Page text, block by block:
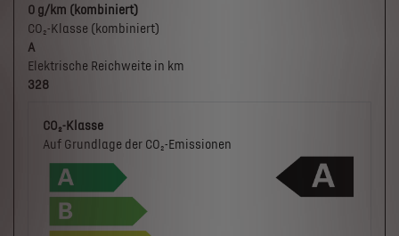
0 g/km (kombiniert)
CO₂-Klasse (kombiniert)
A
Elektrische Reichweite in km
328
CO₂-Klasse
Auf Grundlage der CO₂-Emissionen